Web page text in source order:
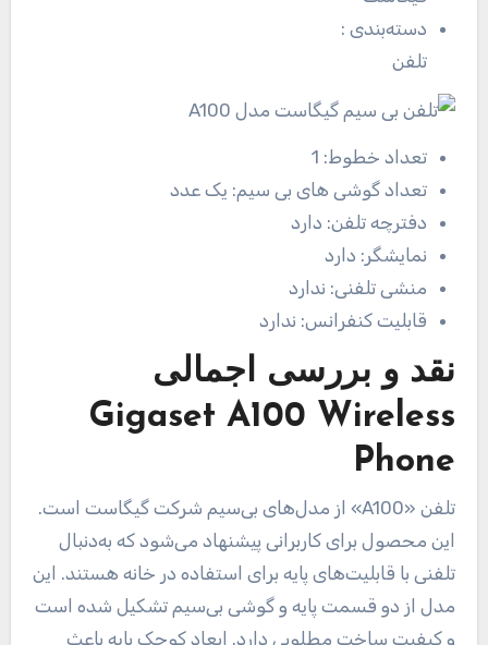
دسته‌بندی:
تلفن
تعداد خطوط: 1
تعداد گوشی های بی سیم: یک عدد
دفترچه تلفن: دارد
نمایشگر: دارد
منشی تلفنی: ندارد
قابلیت کنفرانس: ندارد
نقد و بررسی اجمالی
Gigaset A100 Wireless
Phone
تلفن «A100» از مدل‌های بی‌سیم شرکت گیگاست است.
این محصول برای کاربرانی پیشنهاد می‌شود که به‌دنبال
تلفنی با قابلیت‌های پایه برای استفاده در خانه هستند. این
مدل از دو قسمت پایه و گوشی بی‌سیم تشکیل شده است
و کیفیت ساخت مطلوبی دارد. ابعاد کوچک پایه باعث